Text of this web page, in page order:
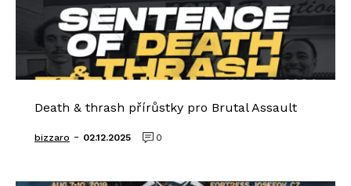
Death & thrash přírůstky pro Brutal Assault
bizzaro - 02.12.2025 0